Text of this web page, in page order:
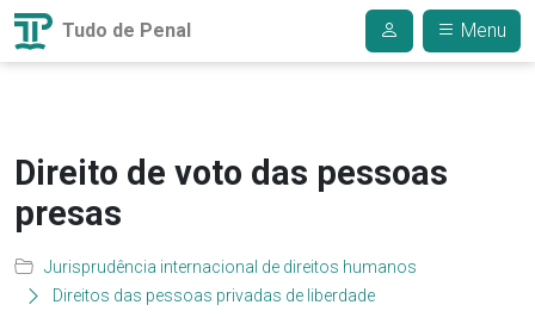
Tudo de Penal Menu
Direito de voto das pessoas
presas
Jurisprudência internacional de direitos humanos
Direitos das pessoas privadas de liberdade